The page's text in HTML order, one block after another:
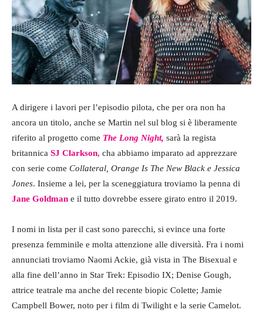
A dirigere i lavori per l’episodio pilota, che per ora non ha
ancora un titolo, anche se Martin nel sul blog si è liberamente
riferito al progetto come The Long Night, sarà la regista
britannica SJ Clarkson, cha abbiamo imparato ad apprezzare
con serie come Collateral, Orange Is The New Black e Jessica
Jones. Insieme a lei, per la sceneggiatura troviamo la penna di
Jane Goldman e il tutto dovrebbe essere girato entro il 2019.
I nomi in lista per il cast sono parecchi, si evince una forte
presenza femminile e molta attenzione alle diversità. Fra i nomi
annunciati troviamo Naomi Ackie, già vista in The Bisexual e
alla fine dell’anno in Star Trek: Episodio IX; Denise Gough,
attrice teatrale ma anche del recente biopic Colette; Jamie
Campbell Bower, noto per i film di Twilight e la serie Camelot.